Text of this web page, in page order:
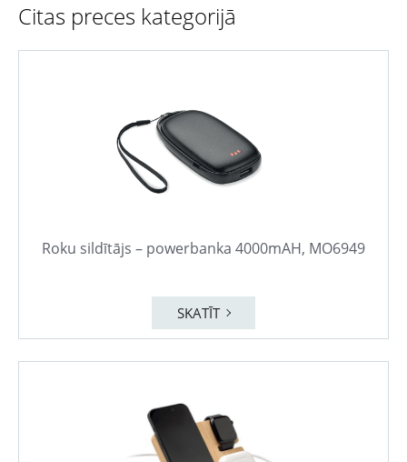
Citas preces kategorijā
Roku sildītājs – powerbanka 4000mAH, MO6949
SKATĪT